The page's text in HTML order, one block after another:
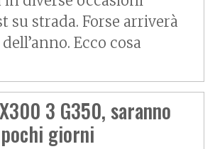
su strada. Forse arriverà
Ecco cosa
3 G350, saranno
giorni